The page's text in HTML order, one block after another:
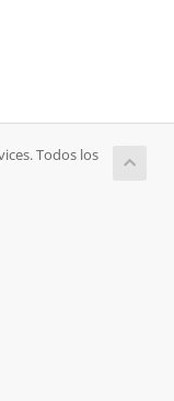
Todos los